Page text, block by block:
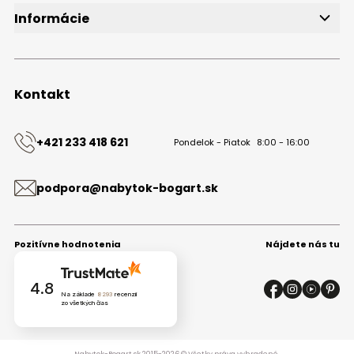
Informácie
Obchodné podmienky
Kontakt
Kontakt
+421 233 418 621 Pondelok - Piatok 8:00 - 16:00
podpora@nabytok-bogart.sk
Pozitívne hodnotenia
4.8 Na základe 8293 recenzií
zo všetkých čias
Nájdete nás tu